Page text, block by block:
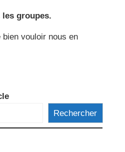
groupes.
vouloir nous en
Rechercher